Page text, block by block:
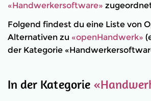
«Handwerkersoftware»
Folgend findest du eine Liste von
Alternativen zu «openHandwerk»
der Kategorie
In der Kategorie